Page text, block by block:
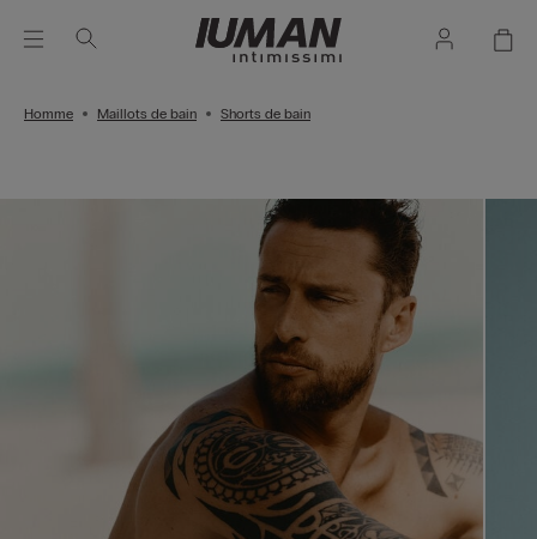
Homme Maillots de bain Shorts de bain